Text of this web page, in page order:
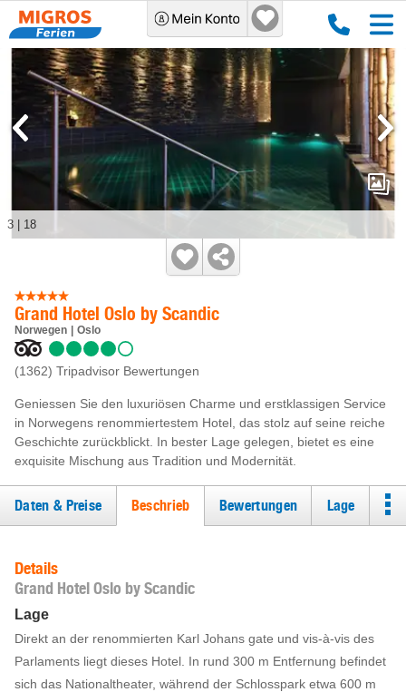
Grand Hotel Oslo by Scandic
Norwegen Oslo
(1362) Tripadvisor Bewertungen
Geniessen Sie den luxuriösen Charme und erstklassigen Service
in Norwegens renommiertestem Hotel, das stolz auf seine reiche
Geschichte zurückblickt. In bester Lage gelegen, bietet es eine
exquisite Mischung aus Tradition und Modernität.
3 18
Daten & Preise Beschrieb Bewertungen Lage
Details
Grand Hotel Oslo by Scandic
Lage
Direkt an der renommierten Karl Johans gate und vis-à-vis des
Parlaments liegt dieses Hotel. In rund 300 m Entfernung befindet
sich das Nationaltheater, während der Schlosspark etwa 600 m